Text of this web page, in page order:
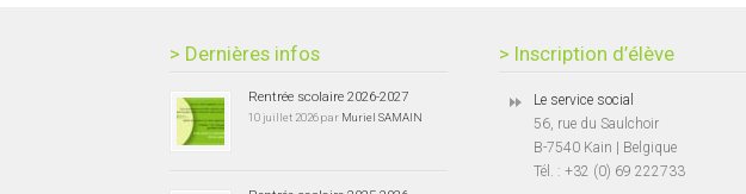
> Dernières infos
Rentrée scolaire 2026-2027
10 juillet 2026 par Muriel SAMAIN
> Inscription d’élève
Le service social
56, rue du Saulchoir
B-7540 Kain | Belgique
Tél. : +32 (0) 69 222733